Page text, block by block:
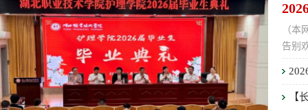
（
告别
【